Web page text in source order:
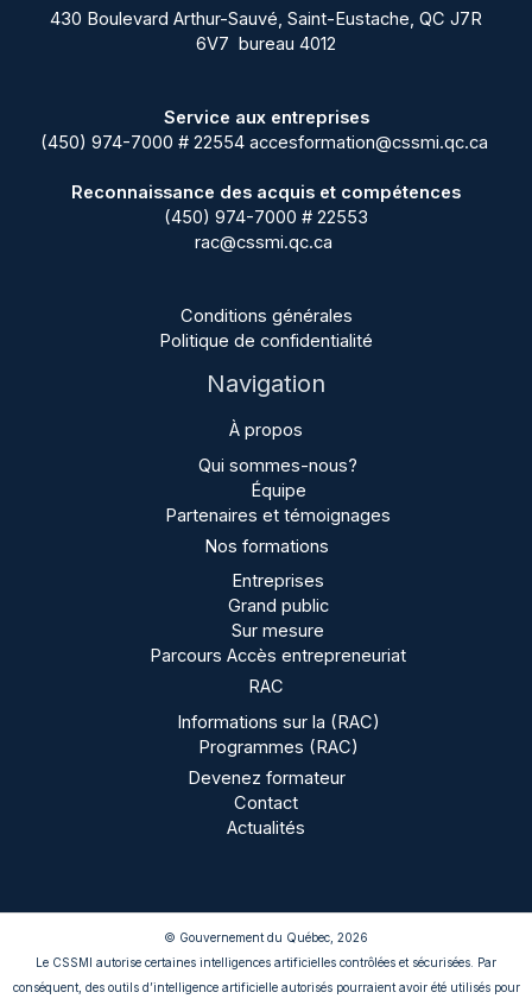
430 Boulevard Arthur-Sauvé, Saint-Eustache, QC J7R
6V7 bureau 4012
Service aux entreprises
(450) 974-7000 # 22554accesformation@cssmi.qc.ca
Reconnaissance des acquis et compétences
(450) 974-7000 # 22553
rac@cssmi.qc.ca
Conditions générales
Politique de confidentialité
Navigation
À propos
Qui sommes-nous?
Équipe
Partenaires et témoignages
Nos formations
Entreprises
Grand public
Sur mesure
Parcours Accès entrepreneuriat
RAC
Informations sur la (RAC)
Programmes (RAC)
Devenez formateur
Contact
Actualités
© Gouvernement du Québec, 2026
Le CSSMI autorise certaines intelligences artificielles contrôlées et sécurisées. Par
conséquent, des outils d’intelligence artificielle autorisés pourraient avoir été utilisés pour